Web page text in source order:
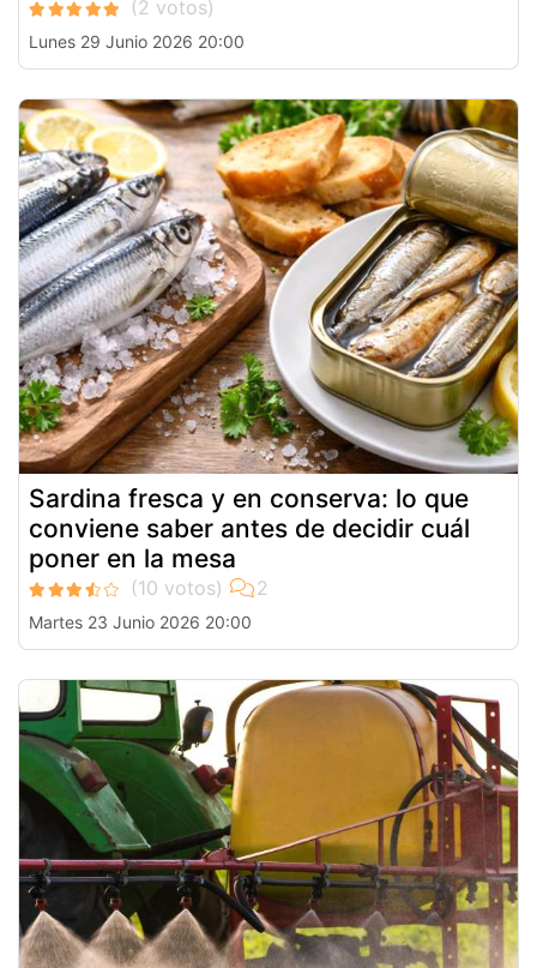
Lunes 29 Junio 2026 20:00
Sardina fresca y en conserva: lo que
conviene saber antes de decidir cuál
poner en la mesa
Martes 23 Junio 2026 20:00